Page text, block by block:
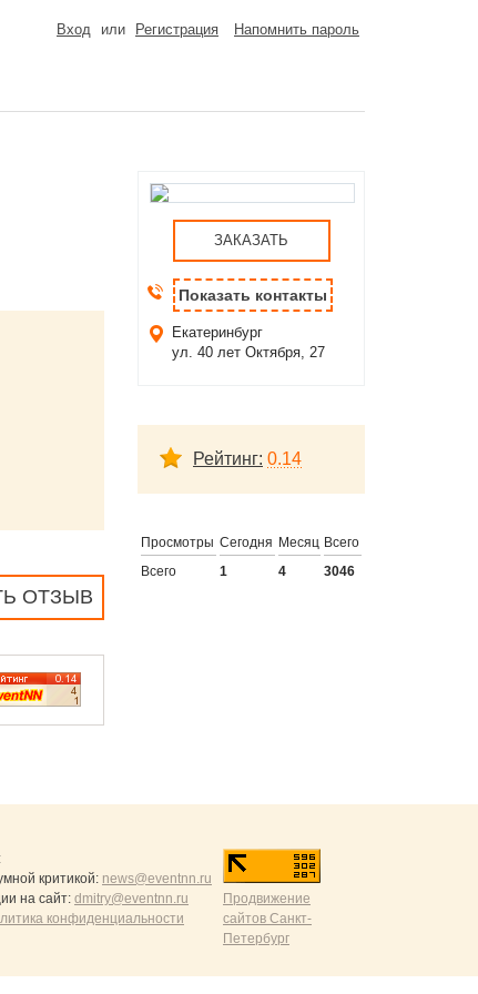
Вход или Регистрация Напомнить пароль
ОТЗЫВ
ЗАКАЗАТЬ
Показать контакты
Екатеринбург
ул. 40 лет Октября, 27
Рейтинг: 0.14
Просмотры Сегодня Месяц Всего
Всего
1 4 3046
:
критикой: news@eventnn.ru
на сайт: dmitry@eventnn.ru
конфиденциальности
Продвижение
сайтов Санкт-
Петербург